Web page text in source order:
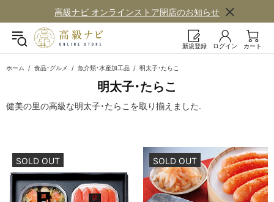
高級ナビ オンラインストア閉店の​お知らせ
新規登録 ログイン カート
ホーム 食品・グルメ 魚介類・水産加工品 明太子・たらこ
明太子・たら​こ
健美の里の高級な明太子・たらこを取り揃えました.
SOLD OUT SOLD OUT